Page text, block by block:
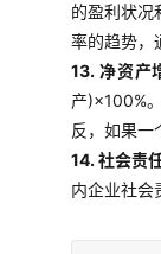
的盈利状况
率的趋势，
13. 净资产
产)×100%
反，如果一
14. 社会责
内企业社会